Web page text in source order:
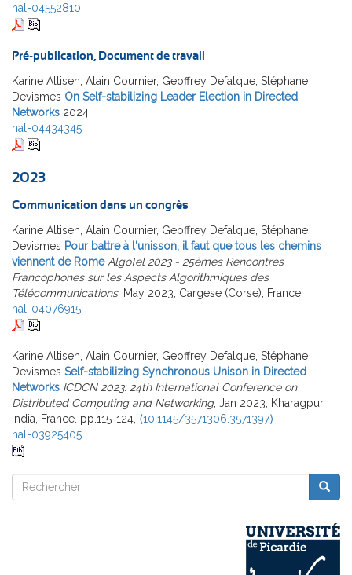
hal-04552810
Pré-publication, Document de travail
Karine Altisen, Alain Cournier, Geoffrey Defalque, Stéphane
Devismes On Self-stabilizing Leader Election in Directed
Networks 2024
hal-04434345
2023
Communication dans un congrès
Karine Altisen, Alain Cournier, Geoffrey Defalque, Stéphane
Devismes Pour battre à l'unisson, il faut que tous les chemins
viennent de Rome AlgoTel 2023 - 25èmes Rencontres
Francophones sur les Aspects Algorithmiques des
Télécommunications, May 2023, Cargese (Corse), France
hal-04076915
Karine Altisen, Alain Cournier, Geoffrey Defalque, Stéphane
Devismes Self-stabilizing Synchronous Unison in Directed
Networks ICDCN 2023: 24th International Conference on
Distributed Computing and Networking, Jan 2023, Kharagpur
India, France. pp.115-124, ⟨10.1145/3571306.3571397⟩
hal-03925405
Rechercher
Rechercher